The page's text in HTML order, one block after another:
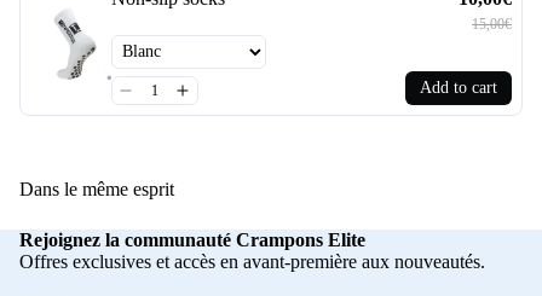
15,00€
Add to cart
Dans le même esprit
Rejoignez la communauté Crampons Elite
Offres exclusives et accès en avant-première aux nouveautés.